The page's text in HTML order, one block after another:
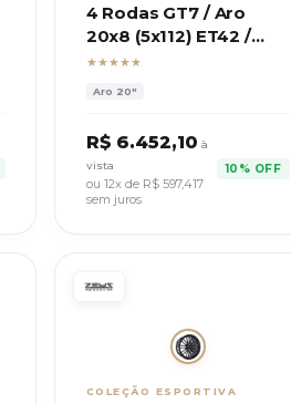
4 Rodas GT7 / Aro
20x8 (5x112) ET42 /
Mod. Mercedes AMG
★★★★★
Aro 20"
R$ 6.452,10 à
vista
ou 12x de R$ 597,417
sem juros
10% OFF
COLEÇÃO ESPORTIVA